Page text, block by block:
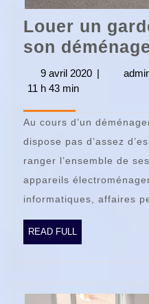
Louer un
son
9 avril 2020 9|
11 h 43 min
Au cours d’un
dispose pas d’assez
ranger l’ensemble de
appareils
informatiques, affaires
READ FULL
FULL